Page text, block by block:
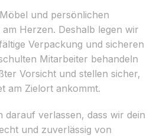
und persönlichen
Herzen. Deshalb legen wir
Verpackung und sicheren
Mitarbeiter behandeln
Vorsicht und stellen sicher,
am Zielort ankommt.
darauf verlassen, dass wir dein
und zuverlässig von